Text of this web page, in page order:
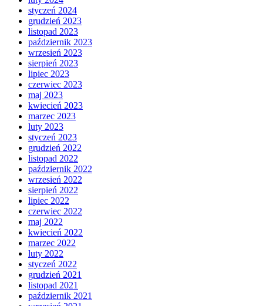
styczeń 2024
grudzień 2023
listopad 2023
październik 2023
wrzesień 2023
sierpień 2023
lipiec 2023
czerwiec 2023
maj 2023
kwiecień 2023
marzec 2023
luty 2023
styczeń 2023
grudzień 2022
listopad 2022
październik 2022
wrzesień 2022
sierpień 2022
lipiec 2022
czerwiec 2022
maj 2022
kwiecień 2022
marzec 2022
luty 2022
styczeń 2022
grudzień 2021
listopad 2021
październik 2021